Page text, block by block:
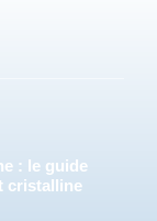
: le guide
cristalline